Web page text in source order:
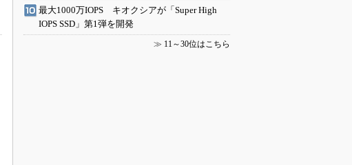
最大1000万IOPS キオクシアが「Super High
IOPS SSD」第1弾を開発
≫ 11～30位はこちら